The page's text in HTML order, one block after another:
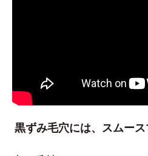
黒ずみ毛穴には、スムー